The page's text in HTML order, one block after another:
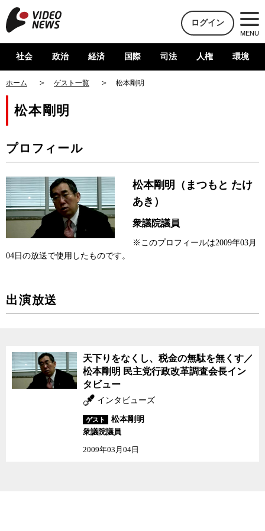
ログイン
MENU
社会 政治 経済 国際 司法 人権 環境
ホーム ゲスト一覧 松本剛明
松本剛明
プロフィール
松本剛明（まつもと たけ
あき）
衆議院議員
※このプロフィールは2009年03月
04日の放送で使用したものです。
出演放送
天下りをなくし、税金の
無駄を無くす／松本剛明
民主党行政改革調査会長
インタビュー
天下りをなくし、税金の無駄を無くす／
松本剛明 民主党行政改革調査会長イン
タビュー
インタビューズ
ゲスト
松本剛明
衆議院議員
2009年03月04日